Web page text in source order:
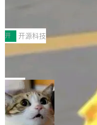
常维护操作，并完整支持
村国家自主创新示范区会议
由中关村智联软件服务业质
“智构可信·质创未来——AI原
式”为主题，直面AI从实验
的核心质量命题。会上，《
工具选型手册》发布，
nt智能测试系统入选AI测试
O而言，这提示了一个转变
开 开源科技
让非法状态不可表示：一
有一种东西，一旦用过就回
eev 管它叫"软件设计的基
鲜——代数数据类型（ADT
（sum type）。但他说清楚
型系统的学术体操，是日常
局
Cloudflare 开源内部企业
dflare OS
Cloudflare 发布了一个开源